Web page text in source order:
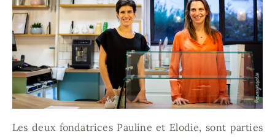
Les deux fondatrices Pauline et Elodie, sont parties